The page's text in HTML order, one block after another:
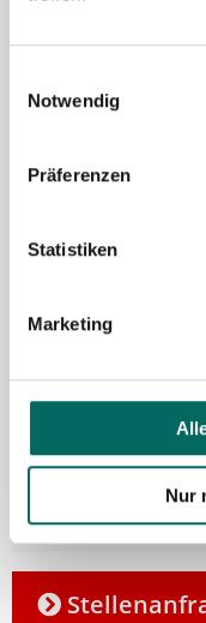
Notwendig
Präferenzen
Statistiken
Marketing
Nur
sowie den
Apotheker Service,
Ich
damit
werden
ihr